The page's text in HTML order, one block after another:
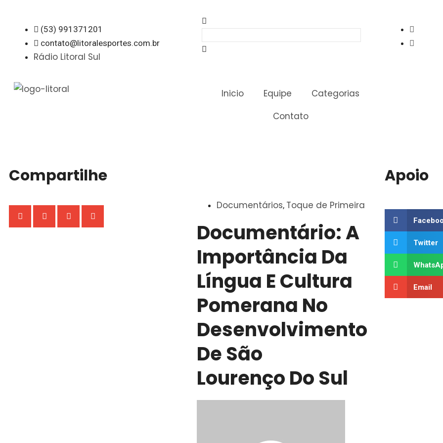
(53) 991371201
contato@litoralesportes.com.br
Rádio Litoral Sul
Inicio Equipe
Categorias
Contato
Compartilhe
Documentários, Toque de Primeira
Documentário: A
Importância Da
Língua E Cultura
Pomerana No
Desenvolvimento
De São
Lourenço Do Sul
Apoio
Twitter
Email